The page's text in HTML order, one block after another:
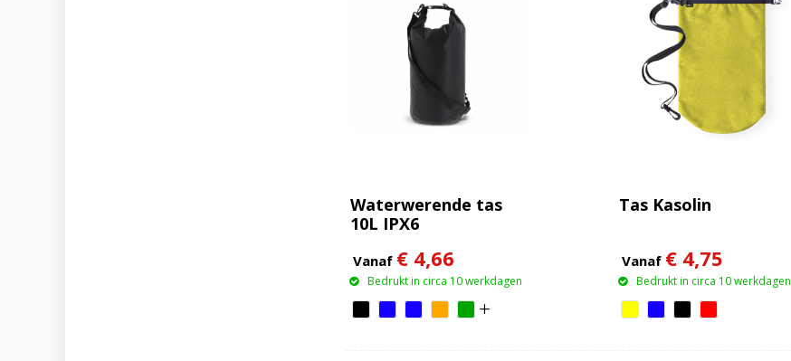
Waterwerende tas
10L IPX6
Vanaf € 4,66
Bedrukt in circa 10 werkdagen
Tas Kasolin
Vanaf € 4,75
Bedrukt in circa 10 werkdagen